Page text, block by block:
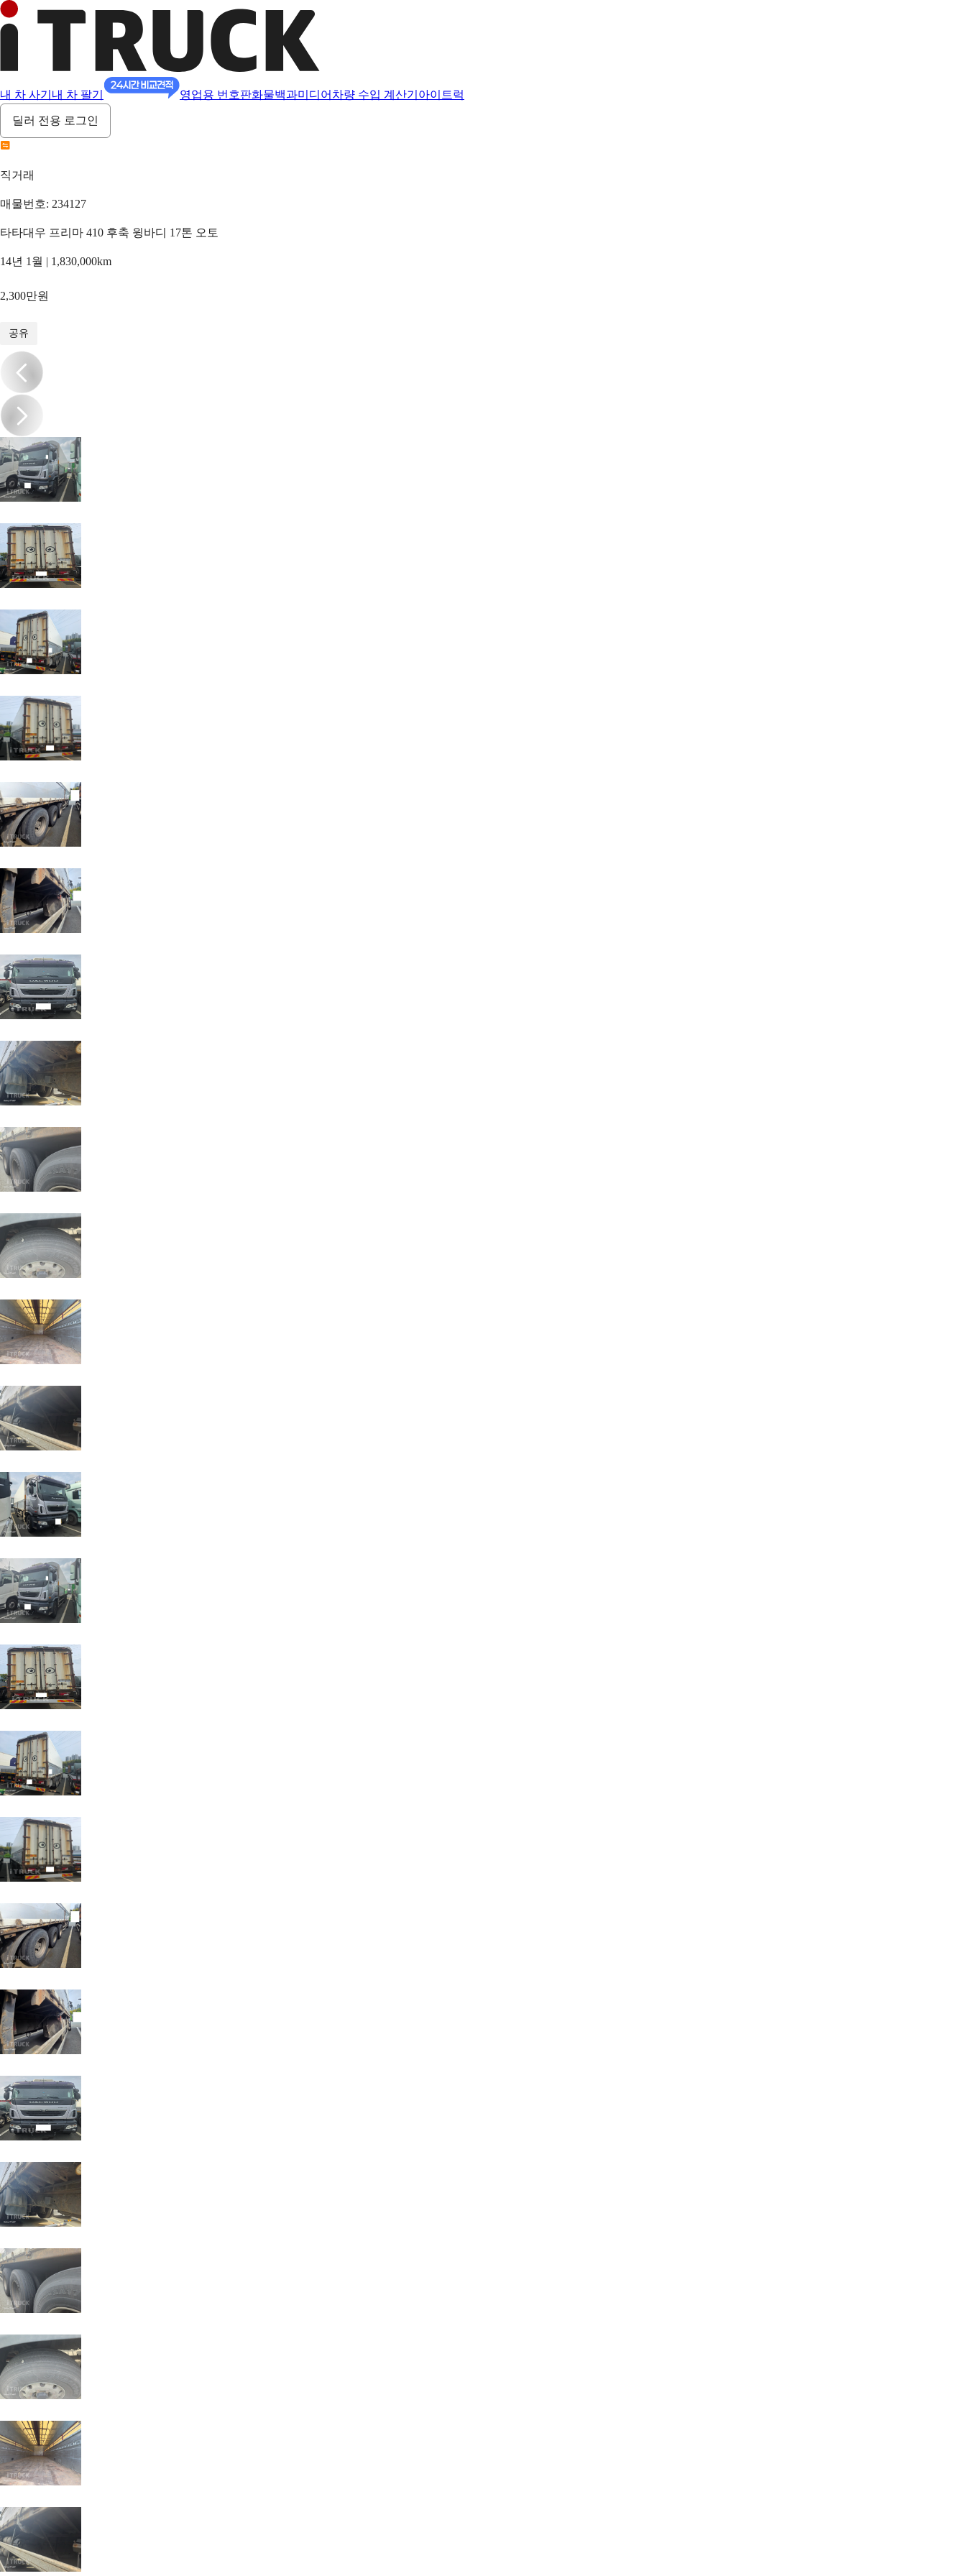
내 차 사기 내 차 팔기 영업용 번호판화물백과미디어 차량 수입 계산기 아이트럭
딜러 전용 로그인
직거래
매물번호: 234127
타타대우 프리마 410 후축 윙바디 17톤 오토
14년 1월 | 1,830,000km
2,300만원
공유
/13